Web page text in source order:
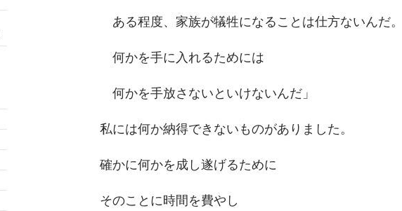
ある程度、家族が犠牲になることは仕方ないんだ
何かを手に入れるためには
何かを手放さないといけないんだ」
私には何か納得できないものがありました。
確かに何かを成し遂げるために
そのことに時間を費やし